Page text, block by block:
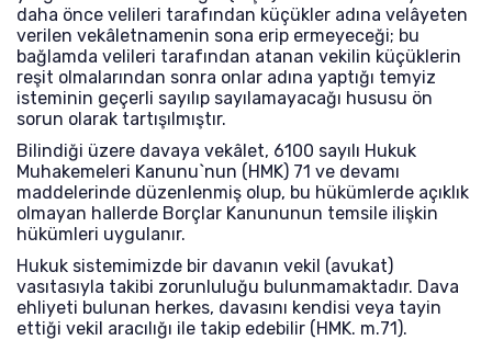
daha önce velileri tarafından küçükler adına velâyeten
verilen vekâletnamenin sona erip ermeyeceği; bu
bağlamda velileri tarafından atanan vekilin küçüklerin
reşit olmalarından sonra onlar adına yaptığı temyiz
isteminin geçerli sayılıp sayılamayacağı hususu ön
sorun olarak tartışılmıştır.
Bilindiği üzere davaya vekâlet, 6100 sayılı Hukuk
Muhakemeleri Kanunu`nun (HMK) 71 ve devamı
maddelerinde düzenlenmiş olup, bu hükümlerde açıklık
olmayan hallerde Borçlar Kanununun temsile ilişkin
hükümleri uygulanır.
Hukuk sistemimizde bir davanın vekil (avukat)
vasıtasıyla takibi zorunluluğu bulunmamaktadır. Dava
ehliyeti bulunan herkes, davasını kendisi veya tayin
ettiği vekil aracılığı ile takip edebilir (HMK. m.71).